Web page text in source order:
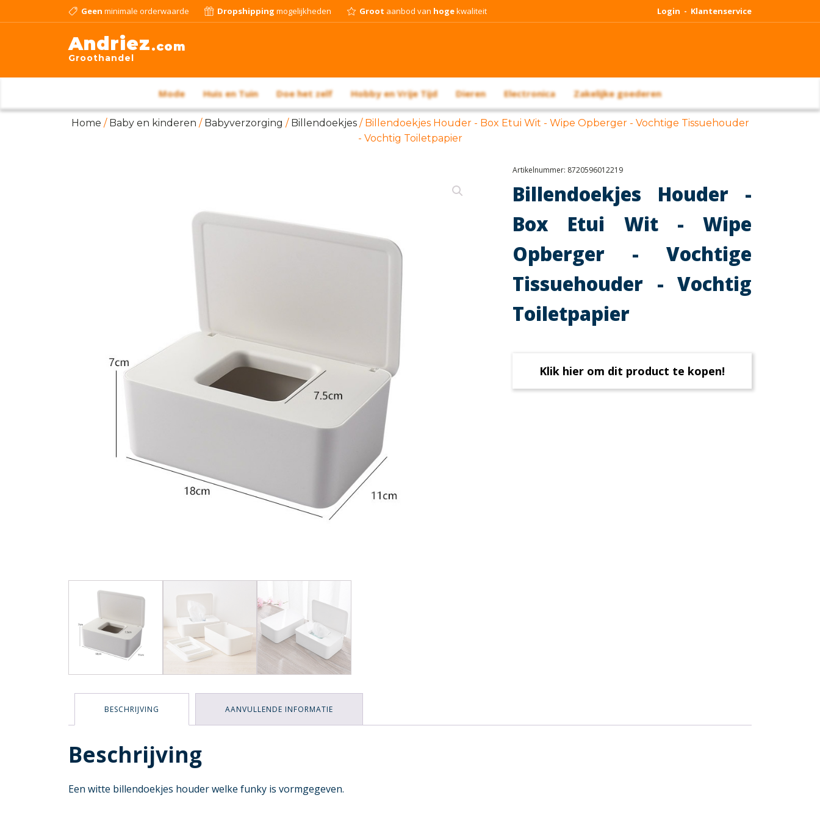
Geen minimale orderwaarde Dropshipping mogelijkheden Groot aanbod van hogekwaliteit Login - Klantenservice
Andriez.com
Groothandel
Mode Huis en Tuin Doe het zelf Hobby en Vrije Tijd Dieren Electronica Zakelijke goederen
Home / Baby en kinderen / Babyverzorging / Billendoekjes/ Billendoekjes Houder - Box Etui Wit - Wipe Opberger - Vochtige Tissuehouder
- Vochtig Toiletpapier
Artikelnummer: 8720596012219
Billendoekjes Houder -
Box Etui Wit - Wipe
Opberger - Vochtige
Tissuehouder - Vochtig
Toiletpapier
Klik hier om dit product te kopen!
BESCHRIJVING AANVULLENDE INFORMATIE
Beschrijving
Een witte billendoekjes houder welke funky is vormgegeven.